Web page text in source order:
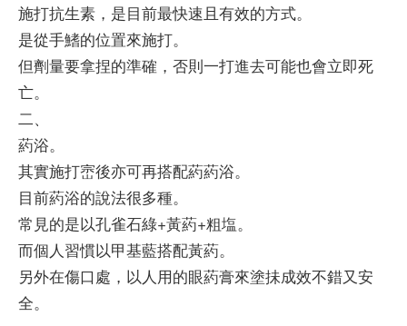
施打抗生素，是目前最快速且有效的方式。
是從手鰭的位置來施打。
但劑量要拿捏的準確，否則一打進去可能也會立即死
亡。
二、
葯浴。
其實施打崈後亦可再搭配葯葯浴。
目前葯浴的說法很多種。
常見的是以孔雀石綠+黃葯+粗塩。
而個人習慣以甲基藍搭配黃葯。
另外在傷口處，以人用的眼葯膏來塗抺成效不錯又安
全。